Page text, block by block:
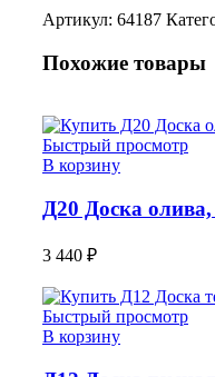
Артикул: 64187
Похожие товары
Быстрый просмотр
В корзину
Д20 Доска
3 440 ₽
Быстрый просмотр
В корзину